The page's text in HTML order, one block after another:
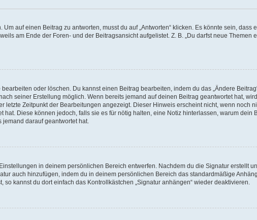
auf einen Beitrag zu antworten, musst du auf „Antworten“ klicken. Es könnte sein, dass
am Ende der Foren- und der Beitragsansicht aufgelistet. Z. B. „Du darfst neue Themen
oder löschen. Du kannst einen Beitrag bearbeiten, indem du das „Ändere
seiner Erstellung möglich. Wenn bereits jemand auf deinen Beitrag geantwortet hat,
Zeitpunkt der Bearbeitungen angezeigt. Dieser Hinweis erscheint nicht, wenn noch
Diese können jedoch, falls sie es für nötig halten, eine Notiz hinterlassen, warum dein
jemand darauf geantwortet hat.
in deinem persönlichen Bereich entwerfen. Nachdem du die Signatur erstellt
auch hinzufügen, indem du in deinem persönlichen Bereich das standardmäßige
kannst du dort einfach das Kontrollkästchen „Signatur anhängen“ wieder deaktivieren.